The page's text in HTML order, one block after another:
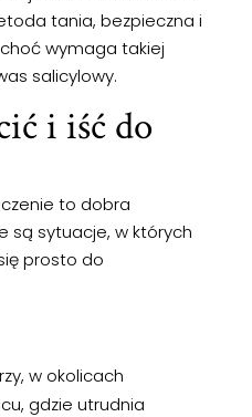
tania, bezpieczna i
wymaga takiej
salicylowy.
i iść do
to dobra
są sytuacje, w których
prosto do
w okolicach
gdzie utrudnia